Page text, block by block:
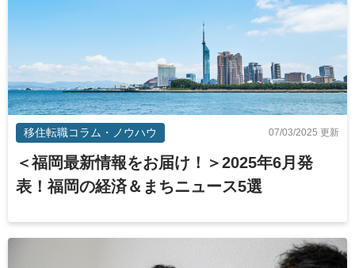
移住転職コラム・ノウハウ 07/03/2025 更新
＜福岡最新情報をお届け！＞2025年6月発
表！福岡の経済＆まちニュース5選